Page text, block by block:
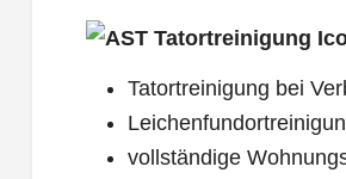
Tatortreinigung bei
vollständige